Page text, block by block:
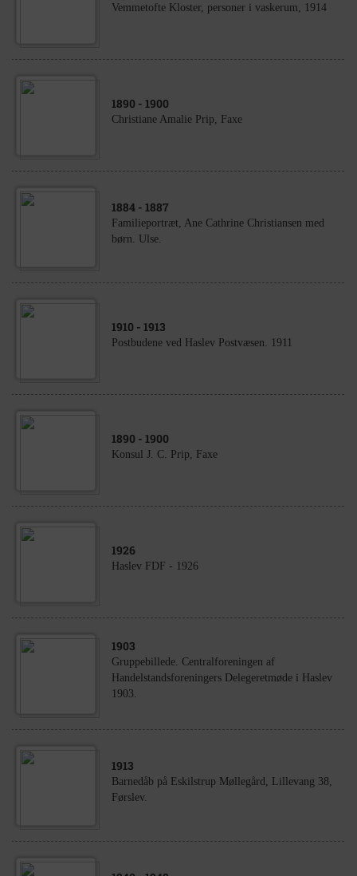
Vemmetofte Kloster, personer i vaskerum, 1914
1890 - 1900
Christiane Amalie Prip, Faxe
1884 - 1887
Familieportræt, Ane Cathrine Christiansen med
børn. Ulse.
1910 - 1913
Postbudene ved Haslev Postvæsen. 1911
1890 - 1900
Konsul J. C. Prip, Faxe
1926
Haslev FDF - 1926
1903
Gruppebillede. Centralforeningen af
Handelstandsforeningers Delegeretmøde i Haslev
1903.
1913
Barnedåb på Eskilstrup Møllegård, Lillevang 38,
Førslev.